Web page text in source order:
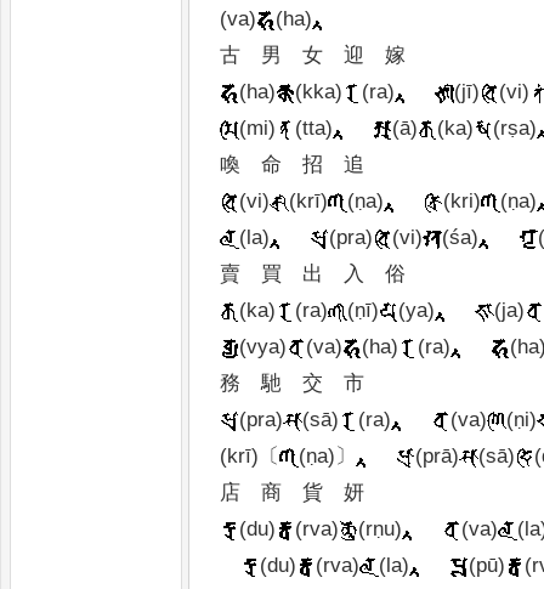
(va)
(ha)
古
男 女 迎
嫁
(ha)
(kka) (ra) (jī)
(vi)
(mi)
(tta) (ā) (ka)
(rṣa)
喚
命 招
追
(vi)
(krī) (ṇa) (kri)
(ṇa)
(la)
(pra) (vi) (śa)
賣
買 出 入
俗
(ka)
(ra) (ṇī) (ya)
(ja)
(vya)
(va) (ha) (ra)
務
馳 交
市
(pra)
(sā) (ra) (va)
(ṇi)
(krī) 〔 (ṇa) 〕 (prā) (sā)
店
商 貨
妍
(du)
(rva) (rṇu) (va)
(du)
(rva) (la) (pū)